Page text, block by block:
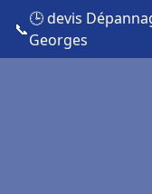
📞
🕒 devis
Georges